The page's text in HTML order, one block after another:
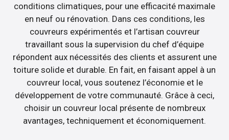
conditions climatiques, pour une efficacité maximale
en neuf ou rénovation. Dans ces conditions, les
couvreurs expérimentés et l’artisan couvreur
travaillant sous la supervision du chef d’équipe
répondent aux nécessités des clients et assurent une
toiture solide et durable. En fait, en faisant appel à un
couvreur local, vous soutenez l’économie et le
développement de votre communauté. Grâce à ceci,
choisir un couvreur local présente de nombreux
avantages, techniquement et économiquement.